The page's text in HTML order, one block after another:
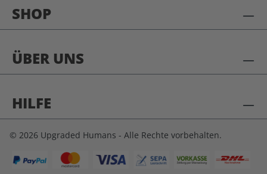
SHOP
ÜBER UNS
HILFE
© 2026 Upgraded Humans - Alle Rechte vorbehalten.